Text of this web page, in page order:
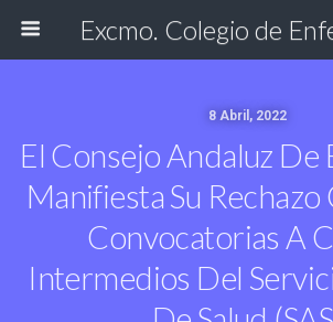
8 Abril, 2022
El Consejo Andaluz De
Manifiesta Su Rechazo
Convocatorias A
Intermedios Del